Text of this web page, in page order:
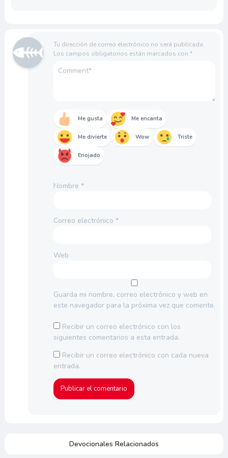
Tu dirección de correo electrónico no será publicada.
Los campos obligatorios están marcados con *
Me gusta Me encanta
Me divierte Wow Triste
Enojado
Nombre *
Correo electrónico *
Web
Guarda mi nombre, correo electrónico y web en
este navegador para la próxima vez que comente.
Recibir un correo electrónico con los
siguientes comentarios a esta entrada.
Recibir un correo electrónico con cada nueva
entrada.
Devocionales Relacionados